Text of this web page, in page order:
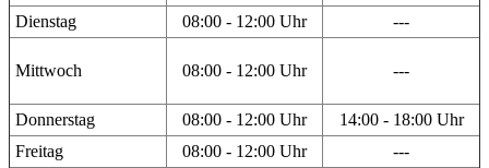
Dienstag
08:00 - 12:00 Uhr ---
Mittwoch 08:00 - 12:00 Uhr ---
Donnerstag 08:00 - 12:00 Uhr
14:00 - 18:00 Uhr
Freitag
08:00 - 12:00 Uhr ---